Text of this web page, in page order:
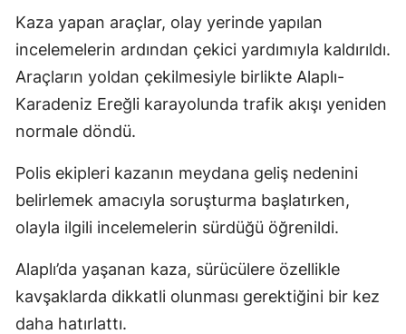
Kaza yapan araçlar, olay yerinde yapılan
incelemelerin ardından çekici yardımıyla kaldırıldı.
Araçların yoldan çekilmesiyle birlikte Alaplı-
Karadeniz Ereğli karayolunda trafik akışı yeniden
normale döndü.
Polis ekipleri kazanın meydana geliş nedenini
belirlemek amacıyla soruşturma başlatırken,
olayla ilgili incelemelerin sürdüğü öğrenildi.
Alaplı’da yaşanan kaza, sürücülere özellikle
kavşaklarda dikkatli olunması gerektiğini bir kez
daha hatırlattı.